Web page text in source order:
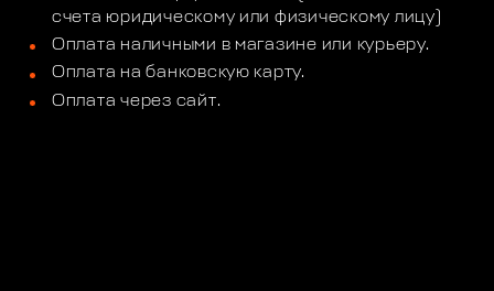
счета юридическому или физическому лицу)
Оплата наличными в магазине или курьеру.
Оплата на банковскую карту.
Оплата через сайт.